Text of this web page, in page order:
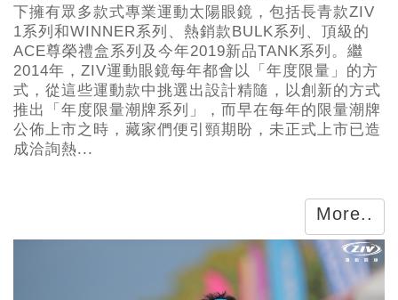
下擁有眾多款式專業運動太陽眼鏡，包括長青款ZIV
1系列和WINNER系列、熱銷款BULK系列、頂級的
ACE尊榮禮盒系列及今年2019新品TANK系列。繼
2014年，ZIV運動眼鏡每年都會以「年度限量」的方
式，從這些運動款中挑選出設計精隨，以創新的方式
推出「年度限量潮牌系列」，而早在每年的限量潮牌
公佈上市之時，藏家們便引頸期盼，未正式上市已造
成洽詢熱...
More..